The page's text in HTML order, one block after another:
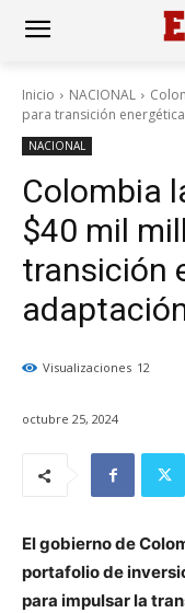
Inicio NACIONAL
para transición
NACIONAL
Colombia
$40 mil
transición
Visualizaciones 12
octubre 25, 2024
El gobierno de
portafolio de
para impulsar la